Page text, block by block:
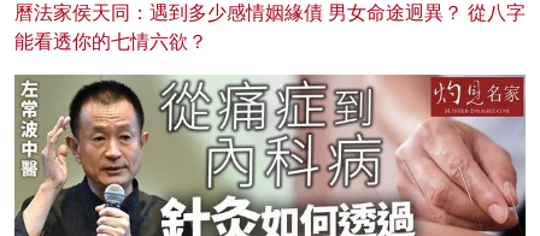
曆法家侯天同：遇到多少感情姻緣債 男女命途迥異？ 從八字
能看透你的七情六欲？